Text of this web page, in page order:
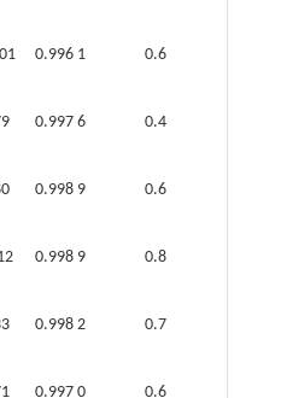
0.996 1 0.6
0.997 6 0.4
0.998 9 0.6
0.998 9 0.8
0.998 2 0.7
0.997 0 0.6